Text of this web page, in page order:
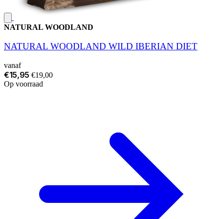
NATURAL WOODLAND
NATURAL WOODLAND WILD IBERIAN DIET
vanaf
€15,95 €19,00
Op voorraad